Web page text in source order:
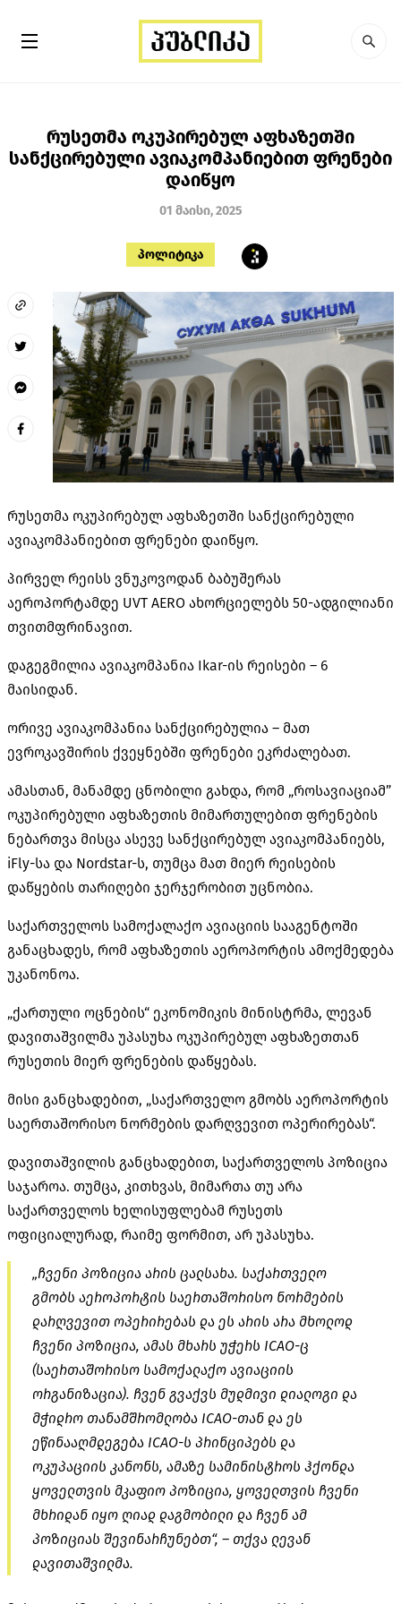
რუსეთმა ოკუპირებულ აფხაზეთში
სანქცირებული ავიაკომპანიებით ფრენები
დაიწყო
01 მაისი, 2025
პოლიტიკა
რუსეთმა ოკუპირებულ აფხაზეთში სანქცირებული
ავიაკომპანიებით ფრენები დაიწყო.
პირველ რეისს ვნუკოვოდან ბაბუშერას
აეროპორტამდე UVT AERO ახორციელებს 50-ადგილიანი
თვითმფრინავით.
დაგეგმილია ავიაკომპანია Ikar-ის რეისები – 6
მაისიდან.
ორივე ავიაკომპანია სანქცირებულია – მათ
ევროკავშირის ქვეყნებში ფრენები ეკრძალებათ.
ამასთან, მანამდე ცნობილი გახდა, რომ „როსავიაციამ”
ოკუპირებული აფხაზეთის მიმართულებით ფრენების
ნებართვა მისცა ასევე სანქცირებულ ავიაკომპანიებს,
iFly-სა და Nordstar-ს, თუმცა მათ მიერ რეისების
დაწყების თარიღები ჯერჯერობით უცნობია.
საქართველოს სამოქალაქო ავიაციის სააგენტოში
განაცხადეს, რომ აფხაზეთის აეროპორტის ამოქმედება
უკანონოა.
„ქართული ოცნების“ ეკონომიკის მინისტრმა, ლევან
დავითაშვილმა უპასუხა ოკუპირებულ აფხაზეთთან
რუსეთის მიერ ფრენების დაწყებას.
მისი განცხადებით, „საქართველო გმობს აეროპორტის
საერთაშორისო ნორმების დარღვევით ოპერირებას“.
დავითაშვილის განცხადებით, საქართველოს პოზიცია
საჯაროა. თუმცა, კითხვას, მიმართა თუ არა
საქართველოს ხელისუფლებამ რუსეთს
ოფიციალურად, რაიმე ფორმით, არ უპასუხა.
„ჩვენი პოზიცია არის ცალსახა. საქართველო
გმობს აეროპორტის საერთაშორისო ნორმების
დარღვევით ოპერირებას და ეს არის არა მხოლოდ
ჩვენი პოზიცია, ამას მხარს უჭერს ICAO-ც
(საერთაშორისო სამოქალაქო ავიაციის
ორგანიზაცია). ჩვენ გვაქვს მუდმივი დიალოგი და
მჭიდრო თანამშრომლობა ICAO-თან და ეს
ეწინააღმდეგება ICAO-ს პრინციპებს და
ოკუპაციის კანონს, ამაზე სამინისტროს ჰქონდა
ყოველთვის მკაფიო პოზიცია, ყოველთვის ჩვენი
მხრიდან იყო ღიად დაგმობილი და ჩვენ ამ
პოზიციას შევინარჩუნებთ“, – თქვა ლევან
დავითაშვილმა.